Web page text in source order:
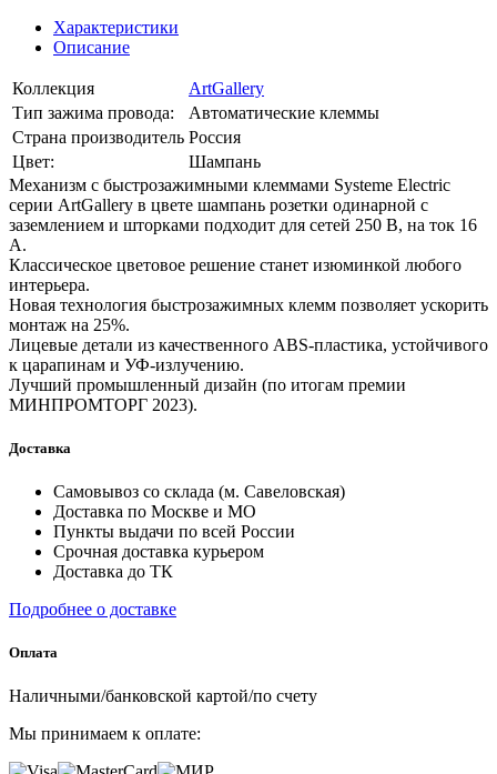
Характеристики
Описание
Коллекция
ArtGallery
Тип зажима провода:
Автоматические клеммы
Страна производитель Россия
Цвет:
Шампань
Механизм с быстрозажимными клеммами Systeme Electric
серии ArtGallery в цвете шампань розетки одинарной с
заземлением и шторками подходит для сетей 250 В, на ток 16
А.
Классическое цветовое решение станет изюминкой любого
интерьера.
Новая технология быстрозажимных клемм позволяет ускорить
монтаж на 25%.
Лицевые детали из качественного ABS-пластика, устойчивого
к царапинам и УФ-излучению.
Лучший промышленный дизайн (по итогам премии
МИНПРОМТОРГ 2023).
Доставка
Самовывоз со склада (м. Савеловская)
Доставка по Москве и МО
Пункты выдачи по всей России
Срочная доставка курьером
Доставка до ТК
Подробнее о доставке
Оплата
Наличными/банковской картой/по счету
Мы принимаем к оплате: